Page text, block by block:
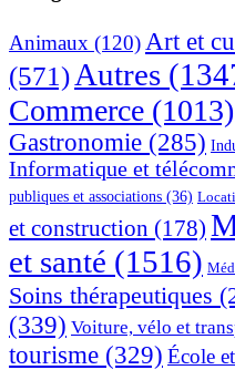
principale
Animaux (120) Art et
(571) Autres
Commerce (1013)
Gastronomie (285)
Informatique et
publiques et associations (36)
et construction (178)
et santé (1516)
Soins thérapeutiques
(339) Voiture, vélo et
tourisme (329) École